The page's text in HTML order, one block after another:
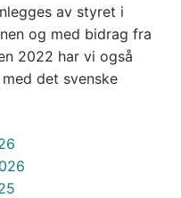
av styret i
og med bidrag fra
2022 har vi også
det svenske